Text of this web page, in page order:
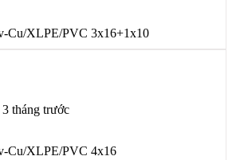
Cu/XLPE/PVC 3x16+1x10
3 tháng trước
Cu/XLPE/PVC 4x16